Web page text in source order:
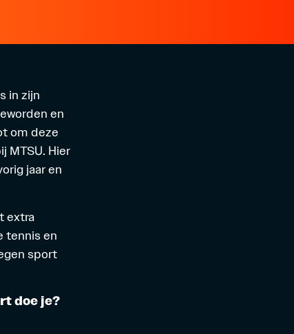
in zijn
en
om deze
MTSU. Hier
jaar en
extra
tennis en
sport
doe je?